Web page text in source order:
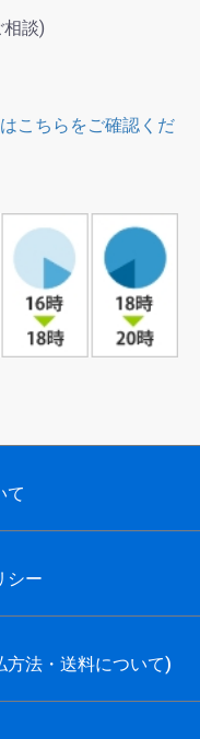
談)
こちらをご確認くだ
て
シー
方法・送料について)